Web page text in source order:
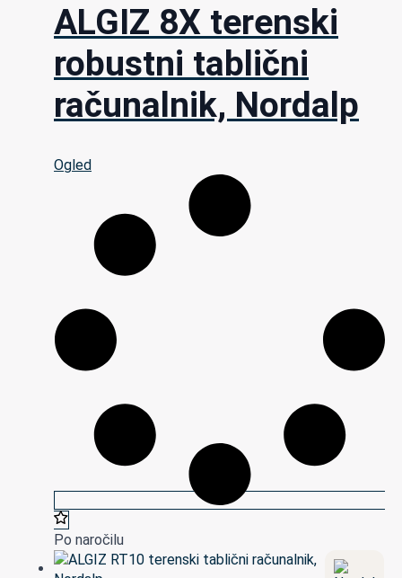
ALGIZ 8X terenski
robustni tablični
računalnik, Nordalp
Ogled
Po naročilu